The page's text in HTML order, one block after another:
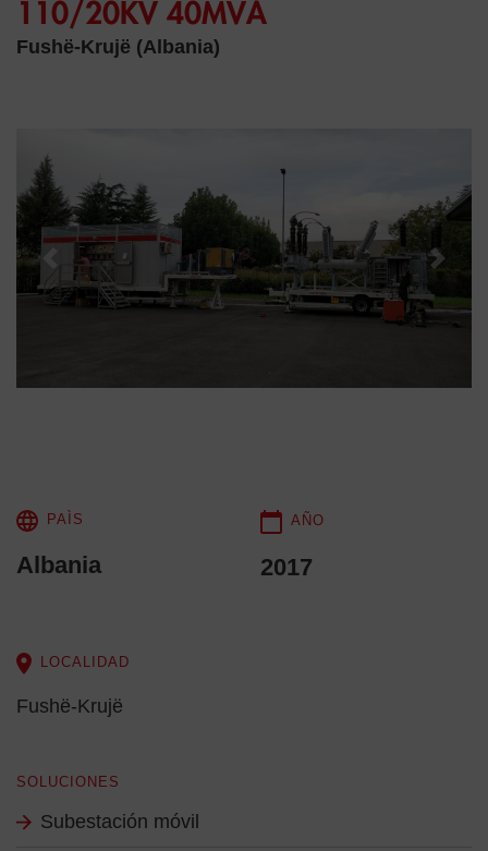
110/20KV 40MVA
Fushë-Krujë (Albania)
Previous Next
PAÌS
Albania
AÑO
2017
LOCALIDAD
Fushë-Krujë
SOLUCIONES
Subestación móvil